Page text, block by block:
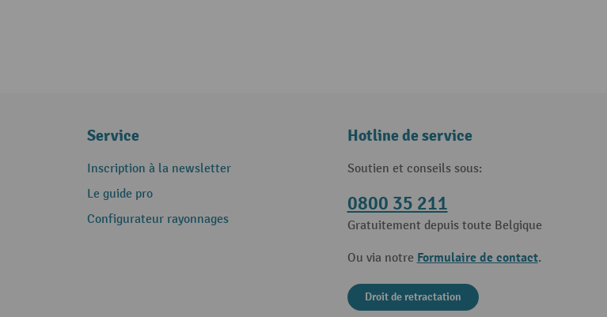
Service
Inscription à la newsletter
Le guide pro
Configurateur rayonnages
Hotline de service
Soutien et conseils sous:
0800 35 211
Gratuitement depuis toute Belgique
Ou via notre Formulaire de contact.
Droit de retractation